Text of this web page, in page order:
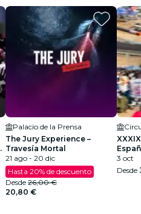
Palacio de la Prensa
The Jury Experience –
Travesía Mortal
21 ago - 20 dic
Hasta 20% de descuento
Desde 26,00 €
20,80 €
3 oct
Desde